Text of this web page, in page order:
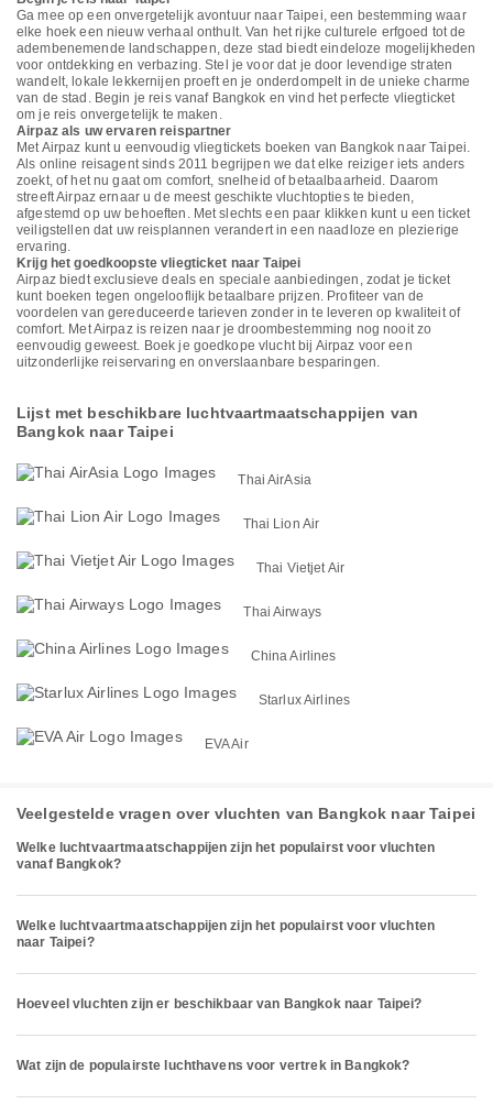
Ga mee op een onvergetelijk avontuur naar Taipei, een bestemming waar
elke hoek een nieuw verhaal onthult. Van het rijke culturele erfgoed tot de
adembenemende landschappen, deze stad biedt eindeloze mogelijkheden
voor ontdekking en verbazing. Stel je voor dat je door levendige straten
wandelt, lokale lekkernijen proeft en je onderdompelt in de unieke charme
van de stad. Begin je reis vanaf Bangkok en vind het perfecte vliegticket
om je reis onvergetelijk te maken.
Airpaz als uw ervaren reispartner
Met Airpaz kunt u eenvoudig vliegtickets boeken van Bangkok naar Taipei.
Als online reisagent sinds 2011 begrijpen we dat elke reiziger iets anders
zoekt, of het nu gaat om comfort, snelheid of betaalbaarheid. Daarom
streeft Airpaz ernaar u de meest geschikte vluchtopties te bieden,
afgestemd op uw behoeften. Met slechts een paar klikken kunt u een ticket
veiligstellen dat uw reisplannen verandert in een naadloze en plezierige
ervaring.
Krijg het goedkoopste vliegticket naar Taipei
Airpaz biedt exclusieve deals en speciale aanbiedingen, zodat je ticket
kunt boeken tegen ongelooflijk betaalbare prijzen. Profiteer van de
voordelen van gereduceerde tarieven zonder in te leveren op kwaliteit of
comfort. Met Airpaz is reizen naar je droombestemming nog nooit zo
eenvoudig geweest. Boek je goedkope vlucht bij Airpaz voor een
uitzonderlijke reiservaring en onverslaanbare besparingen.
Lijst met beschikbare luchtvaartmaatschappijen van
Bangkok naar Taipei
Thai AirAsia
Thai Lion Air
Thai Vietjet Air
Thai Airways
China Airlines
Starlux Airlines
EVA Air
Veelgestelde vragen over vluchten van Bangkok naar Taipei
Welke luchtvaartmaatschappijen zijn het populairst voor vluchten
vanaf Bangkok?
Welke luchtvaartmaatschappijen zijn het populairst voor vluchten
naar Taipei?
Hoeveel vluchten zijn er beschikbaar van Bangkok naar Taipei?
Wat zijn de populairste luchthavens voor vertrek in Bangkok?